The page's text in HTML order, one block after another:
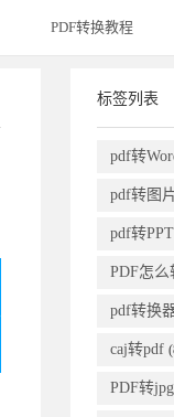
PDF转换教程
标签列表
pdf转
pdf转图
pdf转PPT
PDF怎么
pdf转换
caj转pdf
PDF转jpg